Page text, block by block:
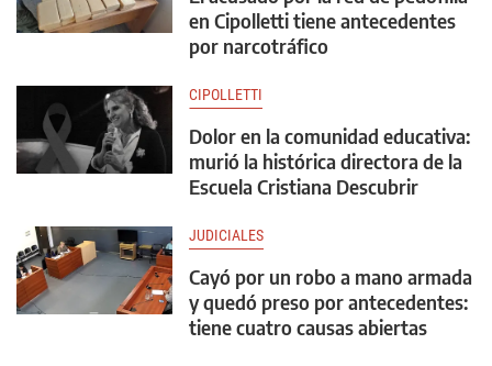
en Cipolletti tiene antecedentes
por narcotráfico
CIPOLLETTI
Dolor en la comunidad educativa:
murió la histórica directora de la
Escuela Cristiana Descubrir
JUDICIALES
Cayó por un robo a mano armada
y quedó preso por antecedentes:
tiene cuatro causas abiertas